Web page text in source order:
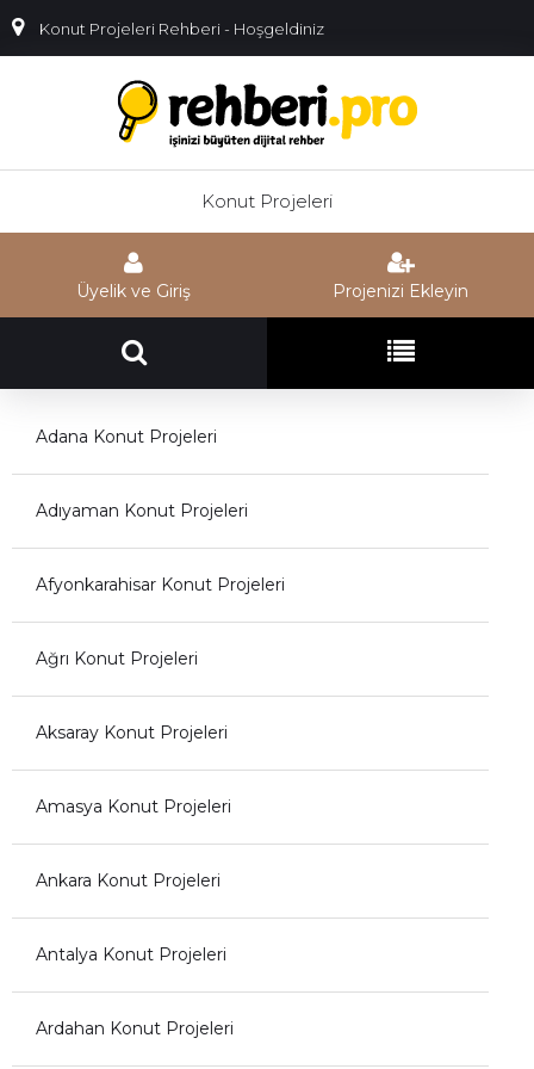
Konut Projeleri Rehberi - Hoşgeldiniz
Konut Projeleri
Üyelik ve Giriş Projenizi Ekleyin
Adana Konut Projeleri
Adıyaman Konut Projeleri
Afyonkarahisar Konut Projeleri
Ağrı Konut Projeleri
Aksaray Konut Projeleri
Amasya Konut Projeleri
Ankara Konut Projeleri
Antalya Konut Projeleri
Ardahan Konut Projeleri